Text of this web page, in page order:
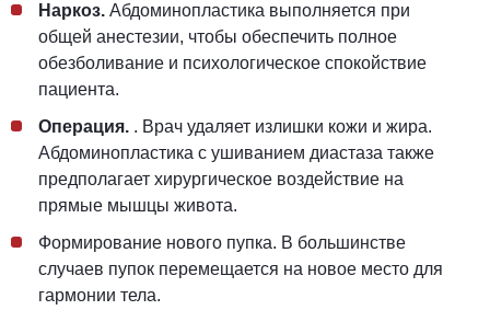
Наркоз. Абдоминопластика выполняется при
общей анестезии, чтобы обеспечить полное
обезболивание и психологическое спокойствие
пациента.
Операция. . Врач удаляет излишки кожи и жира.
Абдоминопластика с ушиванием диастаза также
предполагает хирургическое воздействие на
прямые мышцы живота.
Формирование нового пупка. В большинстве
случаев пупок перемещается на новое место для
гармонии тела.